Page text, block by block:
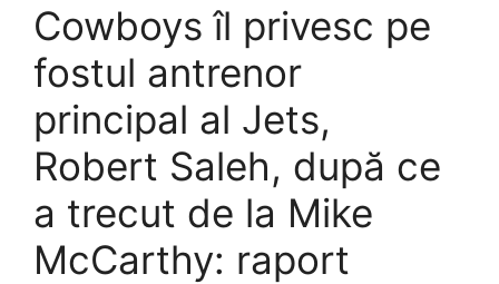
Cowboys îl privesc pe
fostul antrenor
principal al Jets,
Robert Saleh, după ce
a trecut de la Mike
McCarthy: raport